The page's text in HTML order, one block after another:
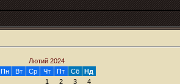
Лютий 2024
Пн
Вт Ср Чт Пт Сб
Нд
1
2 3
4